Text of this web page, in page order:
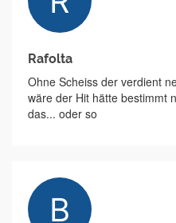
Rafolta
Ohne Scheiss der verdient
wäre der Hit hätte bestimmt
das... oder so